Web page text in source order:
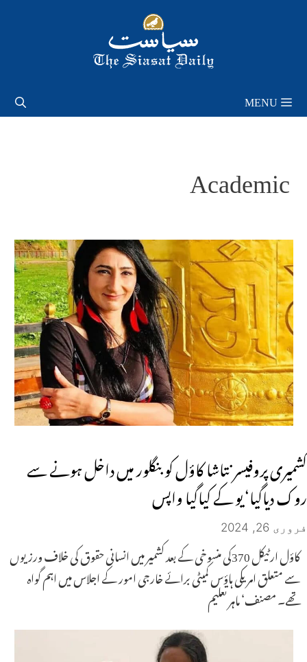
MENU
Academic
کشمیری پروفیسر نتاشا کاؤل کو بنگلور میں داخل ہونے سے
روک دیاگیا‘ یو کے کیاگیا واپس
فروری 26, 2024
کاؤل ارٹیکل 370کی منسوخی کے بعد کشمیر میں انسانی حقوق کی خلاف ورزیوں
سے متعلق امریکی ہاؤس کمیٹی برائے خارجی امور کے اجلاس میں اہم گواہ
تھے۔ مصنف‘ ماہر تعلیم